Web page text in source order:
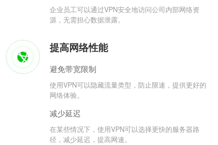
企业员工可以通过VPN安全地访问公司内部网络资
源，无需担心数据泄露。
提高网络性能
避免带宽限制
使用VPN可以隐藏流量类型，防止限速，提供更好的
网络体验。
减少延迟
在某些情况下，使用VPN可以选择更快的服务器路
径，减少延迟，提高网速。